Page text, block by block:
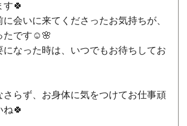
す🍀
会いに来てくださったお気持ちが、
たです☺️🌸
になった時は、いつでもお待ちしてお
さらず、お身体に気をつけてお仕事頑
ね🍀